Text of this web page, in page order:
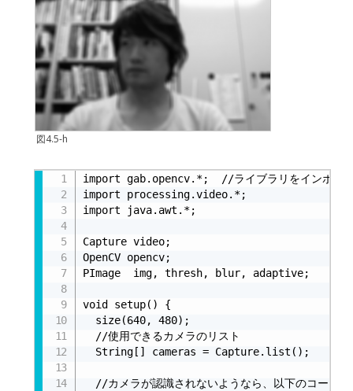
図4.5-h
リスト4.5-dimport gab.opencv.*;  //ライブラリをインポー
import processing.video.*;
import java.awt.*;
Capture video;
OpenCV opencv;
PImage  img, thresh, blur, adaptive;
void setup() {
  size(640, 480);
  //使用できるカメラのリスト
  String[] cameras = Capture.list();
//カメラが認識されないようなら、以下のコードを